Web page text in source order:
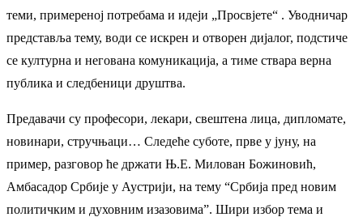
теми, примереној потребама и идеји „Просвјете“ . Уводничар
представља тему, води се искрен и отворен дијалог, подстиче
се културна и негована комуникација, а тиме ствара верна
публика и следбеници друштва.
Предавачи су професори, лекари, свештена лица, дипломате,
новинари, стручњаци… Следеће суботе, прве у јуну, на
пример, разговор ће држати Њ.Е. Милован Божиновић,
Амбасадор Србије у Аустрији, на тему “Србија пред новим
политичким и духовним изазовима”. Шири избор тема и